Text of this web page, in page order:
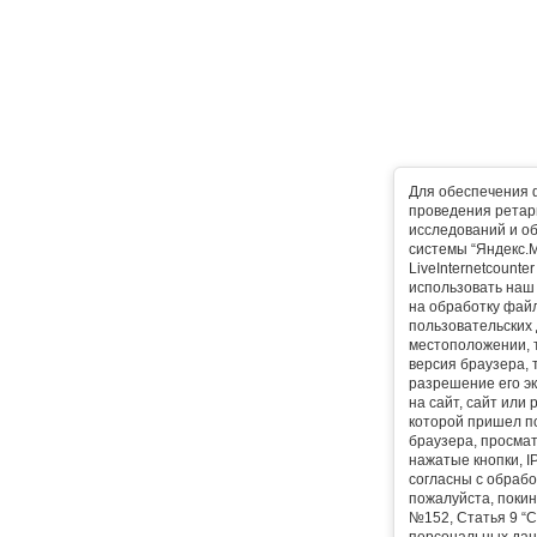
Для обеспечения
проведения
исследований и
системы
использовать
на обработку
местоположении,
версия браузера,
разрешение его
на сайт, сайт или
которой пришел
браузера,
нажатые кнопки,
согласны с
пожалуйста,
№152, Статья 9